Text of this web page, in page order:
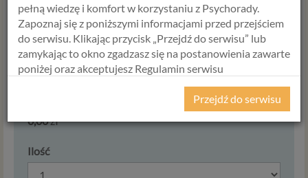
Tak, zamawiam Żeglujmy w tym
samym kierunkuw cenie0,00 zł
0,00zł
Ilość
pełną wiedzę i komfort w korzystaniu z Psychorady.
Zapoznaj się z poniższymi informacjami przed przejściem
do serwisu. Klikając przycisk „Przejdź do serwisu” lub
zamykając to okno zgadzasz się na postanowienia zawarte
poniżej oraz akceptujesz Regulamin serwisu
Rozporządzenie Parlamentu Europejskiego i Rady (UE)
2016/679 z dnia 27 kwietnia 2016 r. w sprawie ochrony
Przejdź do serwisu